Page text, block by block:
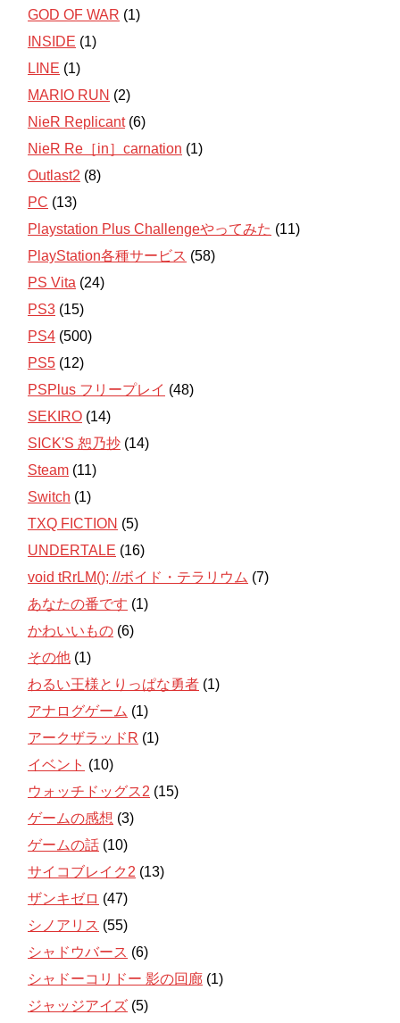
GOD OF WAR (1)
INSIDE (1)
LINE (1)
MARIO RUN (2)
NieR Replicant(6)
NieR Re［in］carnation (1)
Outlast2 (8)
PC (13)
Playstation Plus Challengeやってみた (11)
PlayStation各種サービス (58)
PS Vita (24)
PS3 (15)
PS4 (500)
PS5 (12)
PSPlus フリープレイ (48)
SEKIRO (14)
SICK'S 恕乃抄 (14)
Steam (11)
Switch (1)
TXQ FICTION (5)
UNDERTALE (16)
void tRrLM(); //ボイド・テラリウム (7)
あなたの番です (1)
かわいいもの (6)
その他 (1)
わるい王様とりっぱな勇者 (1)
アナログゲーム (1)
アークザラッドR (1)
イベント (10)
ウォッチドッグス2 (15)
ゲームの感想 (3)
ゲームの話 (10)
サイコブレイク2 (13)
ザンキゼロ (47)
シノアリス (55)
シャドウバース (6)
シャドーコリドー 影の回廊 (1)
ジャッジアイズ (5)